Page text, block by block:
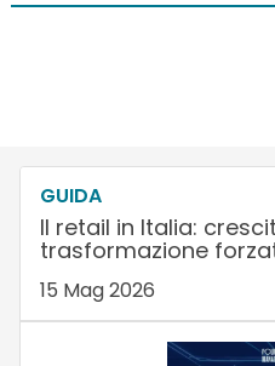
GUIDA
Il retail in Italia:
trasformazione
15 Mag 2026